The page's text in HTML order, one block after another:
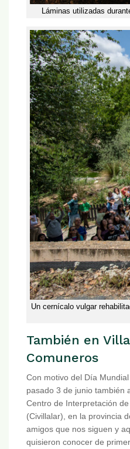
Láminas utilizadas
Un cernícalo vulgar
También en
Comuneros
Con motivo del Día
pasado 3 de junio también
Centro de Interpretación
(Civillalar), en la provincia
amigos que nos siguen y
quisieron conocer de